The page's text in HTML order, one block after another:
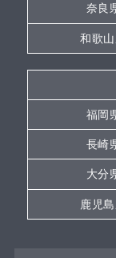
奈良
和歌
福岡
長崎
大分
鹿児